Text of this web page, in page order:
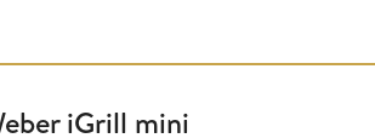
iGrill mini